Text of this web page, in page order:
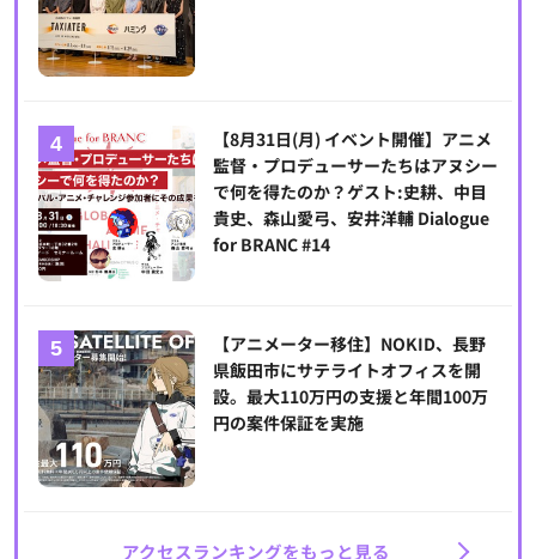
【8月31日(月) イベント開催】アニメ
監督・プロデューサーたちはアヌシー
で何を得たのか？ゲスト:史耕、中目
貴史、森山愛弓、安井洋輔 Dialogue
for BRANC #14
【アニメーター移住】NOKID、長野
県飯田市にサテライトオフィスを開
設。最大110万円の支援と年間100万
円の案件保証を実施
アクセスランキングをもっと見る